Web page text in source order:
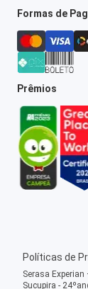
Formas de
Prêmios
Políticas de
Serasa
Sucupira -